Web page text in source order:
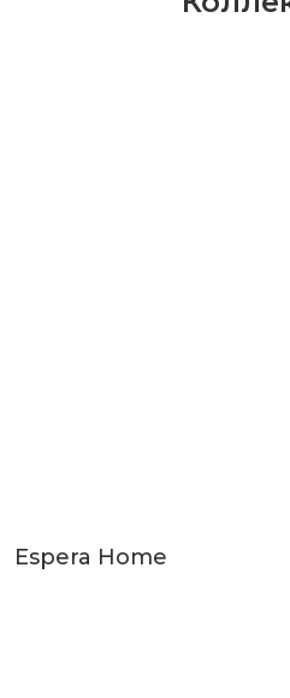
Espera Home